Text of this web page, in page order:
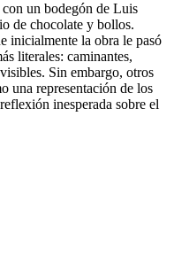
un bodegón de Luis
de chocolate y bollos.
inicialmente la obra le pasó
literales: caminantes,
Sin embargo, otros
una representación de los
inesperada sobre el